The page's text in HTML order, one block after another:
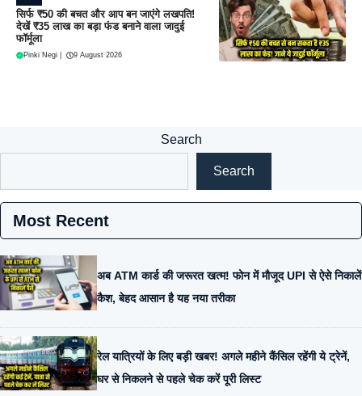
सिर्फ ₹50 की बचत और आप बन जाएंगे लखपति!
देखें ₹35 लाख का बड़ा फंड बनाने वाला जादुई
फॉर्मूला
Pinki Negi 9 August 2026
Search
Search
Most Recent
अब ATM कार्ड की जरूरत खत्म! फोन में मौजूद UPI से ऐसे निकालें
कैश, बेहद आसान है यह नया तरीका
रेल यात्रियों के लिए बड़ी खबर! अगले महीने कैंसिल रहेंगी ये ट्रेनें,
घर से निकलने से पहले चेक करें पूरी लिस्ट